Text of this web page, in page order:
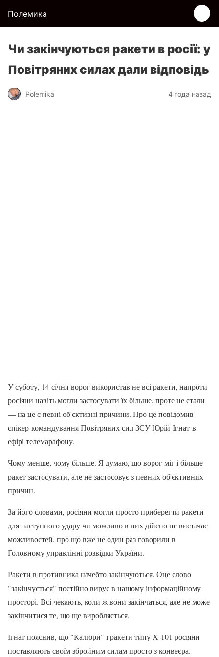
Полемика
Чи закінчуються ракети в росії: у
Повітряних силах дали відповідь
Polemika 4 года назад
У суботу, 14 січня ворог використав не всі ракети, напроти
росіяни навіть могли застосувати їх більше, проте не стали
— на це є певні об'єктивні причини. Про це повідомив
спікер командування Повітряних сил ЗСУ Юрій Ігнат в
ефірі телемарафону.
Чому менше, чому більше. Я думаю, що ворог міг і більше
ракет застосувати, але не застосовує з певних об'єктивних
причин.
За його словами, росіяни могли просто приберегти ракети
для наступного удару чи можливо в них дійсно не вистачає
можливостей, про що вже не один раз говорили в
Головному управлінні розвідки України.
Ракети в противника начебто закінчуються. Оце слово
"закінчується" постійно вирує в нашому інформаційному
просторі. Всі чекають, коли ж вони закінчаться, але не може
закінчитися те, що ще виробляється.
Ігнат пояснив, що "Калібри" і ракети типу Х-101 росіяни
поставляють своїм збройним силам просто з конвеєра.